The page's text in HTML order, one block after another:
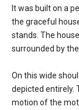
It was built on a
the graceful
stands. The
surrounded by
On this wide
depicted entirely.
motion of the